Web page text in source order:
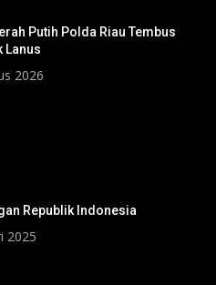
Putih Polda Riau Tembus
Lanus
2026
Republik Indonesia
2025